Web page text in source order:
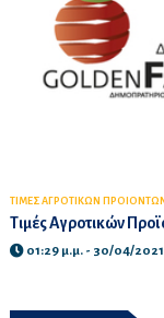
ΤΙΜΕΣ ΑΓΡΟΤΙΚΩΝ ΠΡΟΙΟΝΤΩΝ
Τιμές Αγροτικών
01:29 μ.μ. - 30/04/2021